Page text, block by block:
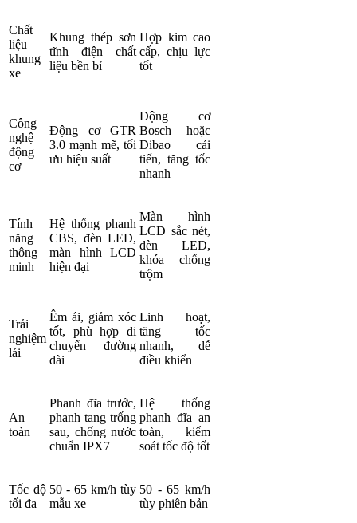
Chất
liệu
khung
xe
Khung thép sơn
tĩnh điện chất
liệu bền bỉ
Hợp kim cao
cấp, chịu lực
tốt
Công
nghệ
động
cơ
Động cơ GTR
3.0 mạnh mẽ, tối
ưu hiệu suất
Động cơ
Bosch hoặc
Dibao cải
tiến, tăng tốc
nhanh
Tính
năng
thông
minh
Hệ thống phanh
CBS, đèn LED,
màn hình LCD
hiện đại
Màn hình
LCD sắc nét,
đèn LED,
khóa chống
trộm
Trải
nghiệm
lái
Êm ái, giảm xóc
tốt, phù hợp di
chuyển đường
dài
Linh hoạt,
tăng tốc
nhanh, dễ
điều khiển
An
toàn
Phanh đĩa trước,
phanh tang trống
sau, chống nước
chuẩn IPX7
Hệ thống
phanh đĩa an
toàn, kiểm
soát tốc độ tốt
Tốc độ
tối đa
50 - 65 km/h tùy
mẫu xe
50 - 65 km/h
tùy phiên bản